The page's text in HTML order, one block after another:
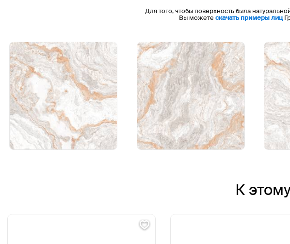
Для того, чтобы поверхность была
Вы можете скачать примеры лиц
К